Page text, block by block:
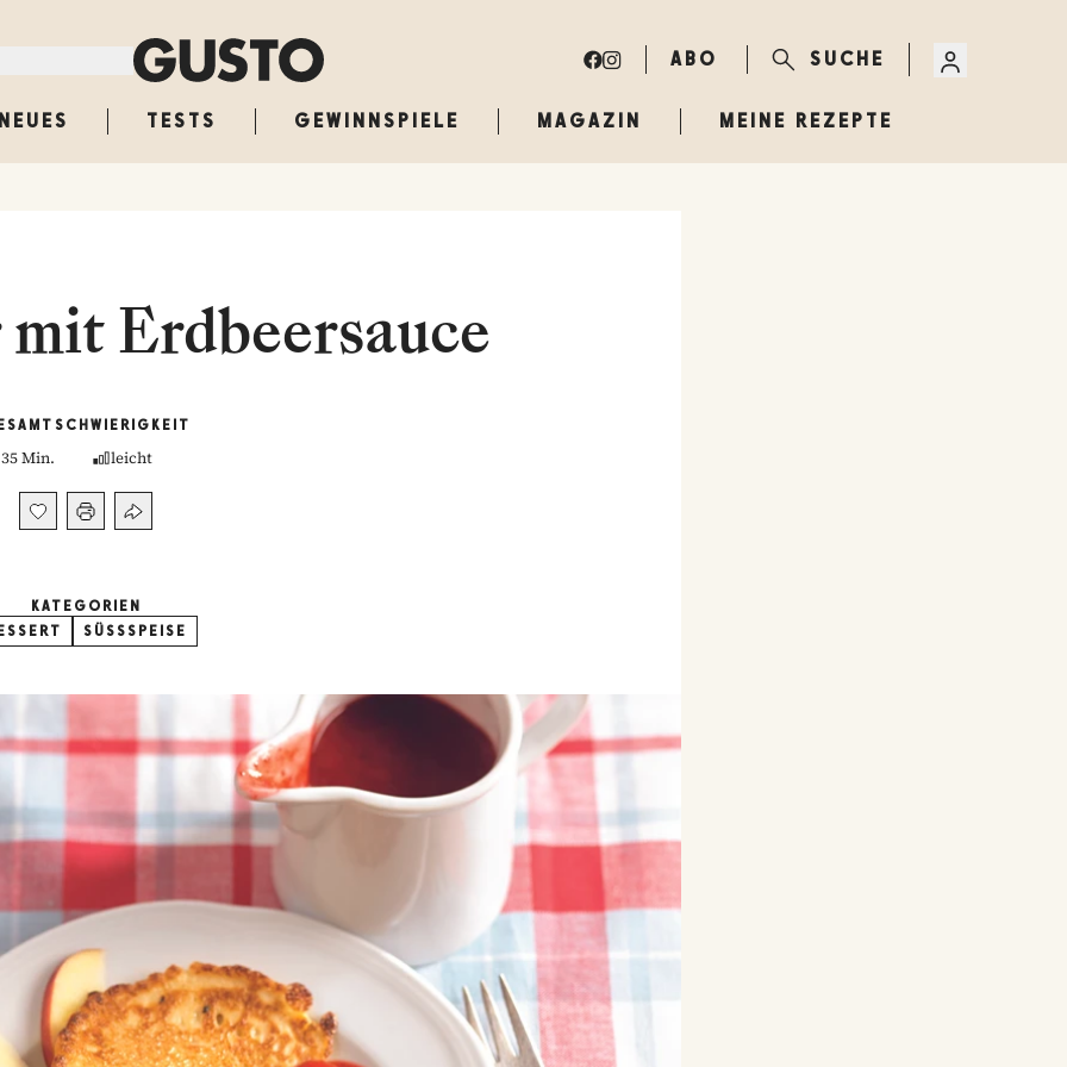
ABO SUCHE
TESTS GEWINNSPIELE MAGAZIN MEINE REZEPTE
Erdbeersauce
35 Min.
SCHWIERIGKEIT
leicht
KATEGORIEN
SÜSSSPEISE